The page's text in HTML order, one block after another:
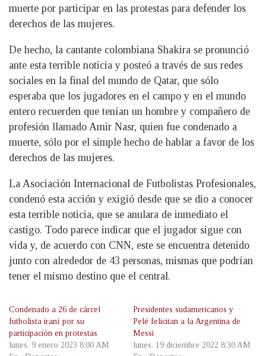
muerte por participar en las protestas para defender los
derechos de las mujeres.
De hecho, la cantante colombiana Shakira se pronunció
ante esta terrible noticia y posteó a través de sus redes
sociales en la final del mundo de Qatar, que sólo
esperaba que los jugadores en el campo y en el mundo
entero recuerden que tenían un hombre y compañero de
profesión llamado Amir Nasr, quien fue condenado a
muerte, sólo por el simple hecho de hablar a favor de los
derechos de las mujeres.
La Asociación Internacional de Futbolistas Profesionales,
condenó esta acción y exigió desde que se dio a conocer
esta terrible noticia, que se anulara de inmediato el
castigo. Todo parece indicar que el jugador sigue con
vida y, de acuerdo con CNN, este se encuentra detenido
junto con alrededor de 43 personas, mismas que podrían
tener el mismo destino que el central.
Condenado a 26 de cárcel
futbolista iraní por su
participación en protestas
lunes, 9 enero 2023 8:00 AM
Presidentes sudamericanos y
Pelé felicitan a la Argentina de
Messi
lunes, 19 diciembre 2022 8:30 AM